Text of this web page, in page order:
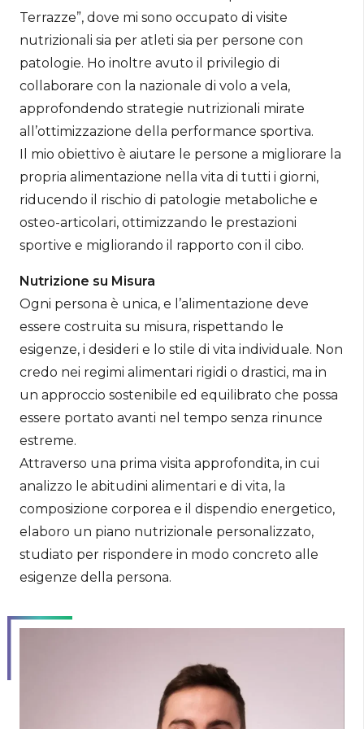
Terrazze”, dove mi sono occupato di visite
nutrizionali sia per atleti sia per persone con
patologie. Ho inoltre avuto il privilegio di
collaborare con la nazionale di volo a vela,
approfondendo strategie nutrizionali mirate
all’ottimizzazione della performance sportiva.
Il mio obiettivo è aiutare le persone a migliorare la
propria alimentazione nella vita di tutti i giorni,
riducendo il rischio di patologie metaboliche e
osteo-articolari, ottimizzando le prestazioni
sportive e migliorando il rapporto con il cibo.
Nutrizione su Misura
Ogni persona è unica, e l’alimentazione deve
essere costruita su misura, rispettando le
esigenze, i desideri e lo stile di vita individuale. Non
credo nei regimi alimentari rigidi o drastici, ma in
un approccio sostenibile ed equilibrato che possa
essere portato avanti nel tempo senza rinunce
estreme.
Attraverso una prima visita approfondita, in cui
analizzo le abitudini alimentari e di vita, la
composizione corporea e il dispendio energetico,
elaboro un piano nutrizionale personalizzato,
studiato per rispondere in modo concreto alle
esigenze della persona.